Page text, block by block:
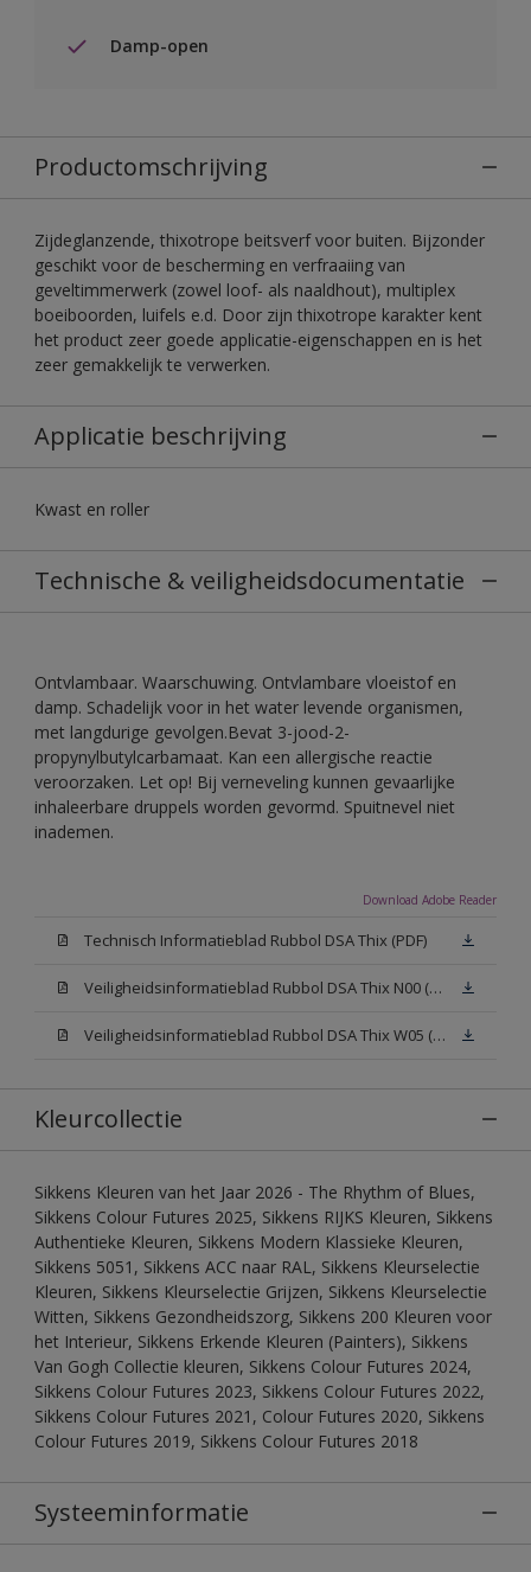
Damp-open
Productomschrijving
Zijdeglanzende, thixotrope beitsverf voor buiten. Bijzonder
geschikt voor de bescherming en verfraaiing van
geveltimmerwerk (zowel loof- als naaldhout), multiplex
boeiboorden, luifels e.d. Door zijn thixotrope karakter kent
het product zeer goede applicatie-eigenschappen en is het
zeer gemakkelijk te verwerken.
Applicatie beschrijving
Kwast en roller
Technische & veiligheidsdocumentatie
Ontvlambaar. Waarschuwing. Ontvlambare vloeistof en
damp. Schadelijk voor in het water levende organismen,
met langdurige gevolgen.Bevat 3-jood-2-
propynylbutylcarbamaat. Kan een allergische reactie
veroorzaken. Let op! Bij verneveling kunnen gevaarlijke
inhaleerbare druppels worden gevormd. Spuitnevel niet
inademen.
Download Adobe Reader
Technisch Informatieblad Rubbol DSA Thix (PDF)
Veiligheidsinformatieblad Rubbol DSA Thix N00 (MSDS)
Veiligheidsinformatieblad Rubbol DSA Thix W05 (MSDS)
Kleurcollectie
Sikkens Kleuren van het Jaar 2026 - The Rhythm of Blues,
Sikkens Colour Futures 2025, Sikkens RIJKS Kleuren, Sikkens
Authentieke Kleuren, Sikkens Modern Klassieke Kleuren,
Sikkens 5051, Sikkens ACC naar RAL, Sikkens Kleurselectie
Kleuren, Sikkens Kleurselectie Grijzen, Sikkens Kleurselectie
Witten, Sikkens Gezondheidszorg, Sikkens 200 Kleuren voor
het Interieur, Sikkens Erkende Kleuren (Painters), Sikkens
Van Gogh Collectie kleuren, Sikkens Colour Futures 2024,
Sikkens Colour Futures 2023, Sikkens Colour Futures 2022,
Sikkens Colour Futures 2021, Colour Futures 2020, Sikkens
Colour Futures 2019, Sikkens Colour Futures 2018
Systeeminformatie